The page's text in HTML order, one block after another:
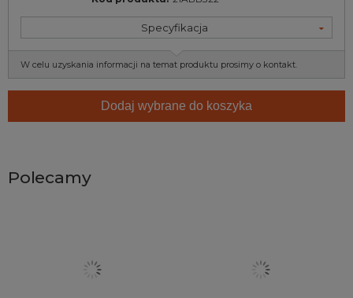
Specyfikacja
W celu uzyskania informacji na temat produktu prosimy o kontakt.
Dodaj wybrane do koszyka
Polecamy